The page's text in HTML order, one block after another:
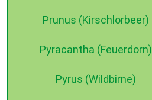
Prunus (Kirschlorbeer)
Pyracantha (Feuerdorn)
Pyrus (Wildbirne)